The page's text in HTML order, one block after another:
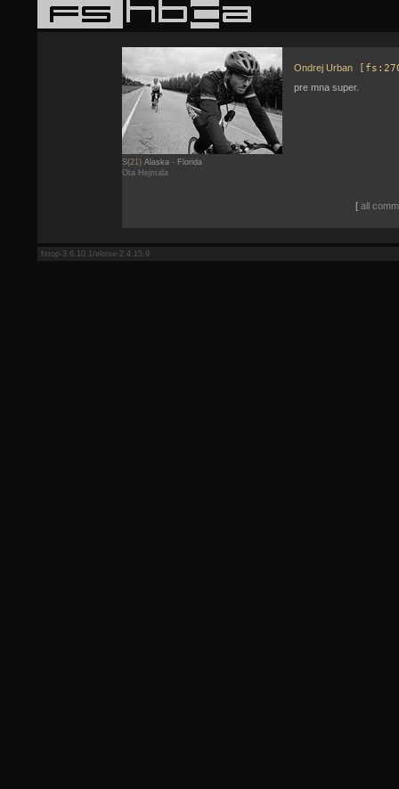
S(21) Alaska - Florida
Ota Hejmala
Ondrej Urban
pre mna super.
[ all
fstop-3.6.10.1/eloise-2.4.15.9